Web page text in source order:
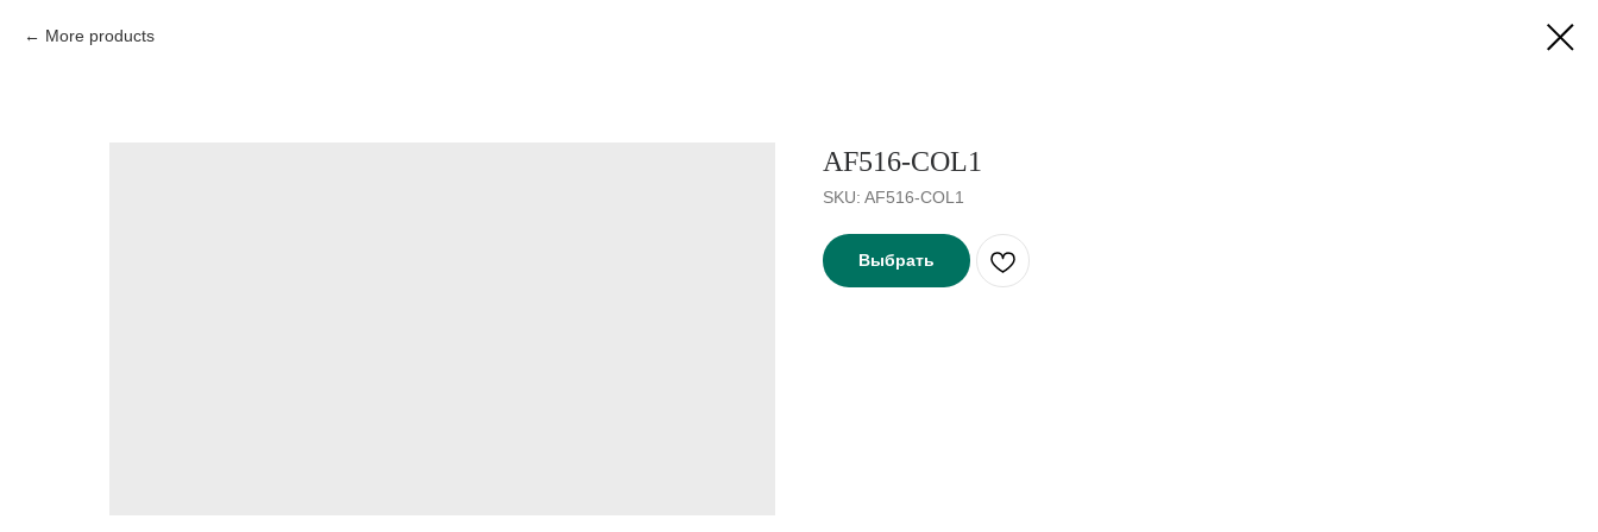
More products
AF516-COL1
SKU: AF516-COL1
Выбрать